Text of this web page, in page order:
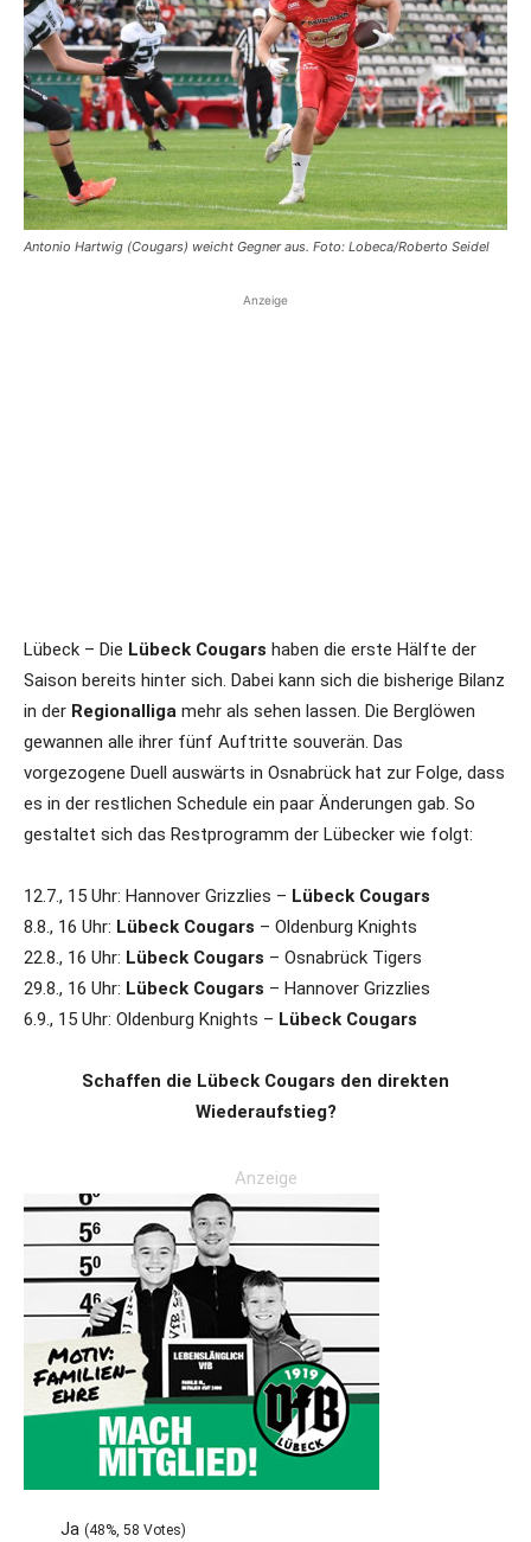
Antonio Hartwig (Cougars) weicht Gegner aus. Foto: Lobeca/Roberto Seidel
Anzeige
Lübeck – Die Lübeck Cougars haben die erste Hälfte der
Saison bereits hinter sich. Dabei kann sich die bisherige Bilanz
in der Regionalliga mehr als sehen lassen. Die Berglöwen
gewannen alle ihrer fünf Auftritte souverän. Das
vorgezogene Duell auswärts in Osnabrück hat zur Folge, dass
es in der restlichen Schedule ein paar Änderungen gab. So
gestaltet sich das Restprogramm der Lübecker wie folgt:
12.7., 15 Uhr: Hannover Grizzlies – Lübeck Cougars
8.8., 16 Uhr: Lübeck Cougars – Oldenburg Knights
22.8., 16 Uhr: Lübeck Cougars – Osnabrück Tigers
29.8., 16 Uhr: Lübeck Cougars – Hannover Grizzlies
6.9., 15 Uhr: Oldenburg Knights – Lübeck Cougars
Schaffen die Lübeck Cougars den direkten
Wiederaufstieg?
Anzeige
Ja (48%, 58 Votes)